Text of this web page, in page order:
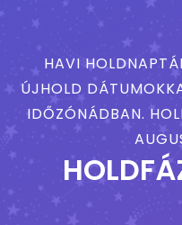
HAVI
ÚJHOLD
IDŐZÓNÁDBAN.